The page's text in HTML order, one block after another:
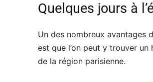
Quelques jours à
Un des nombreux avantages
est que l’on peut y trouver un
de la région parisienne.